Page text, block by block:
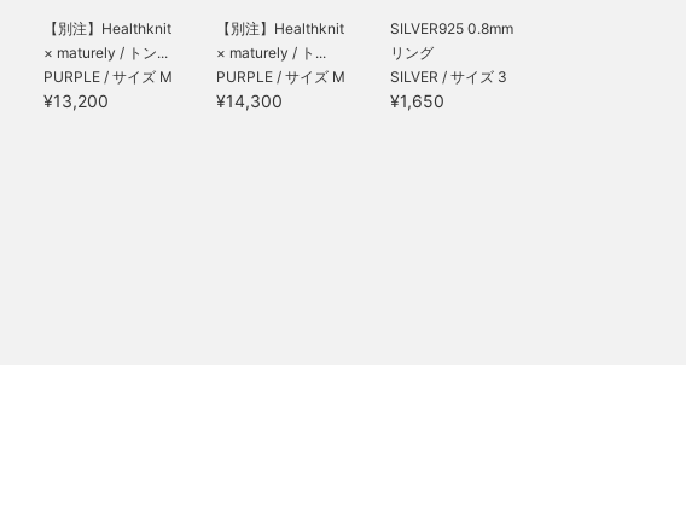
【別注】Healthknit
× maturely / トン...
PURPLE / サイズ M
¥13,200
【別注】Healthknit
× maturely / ト...
PURPLE / サイズ M
¥14,300
SILVER925 0.8mm
リング
SILVER / サイズ 3
¥1,650